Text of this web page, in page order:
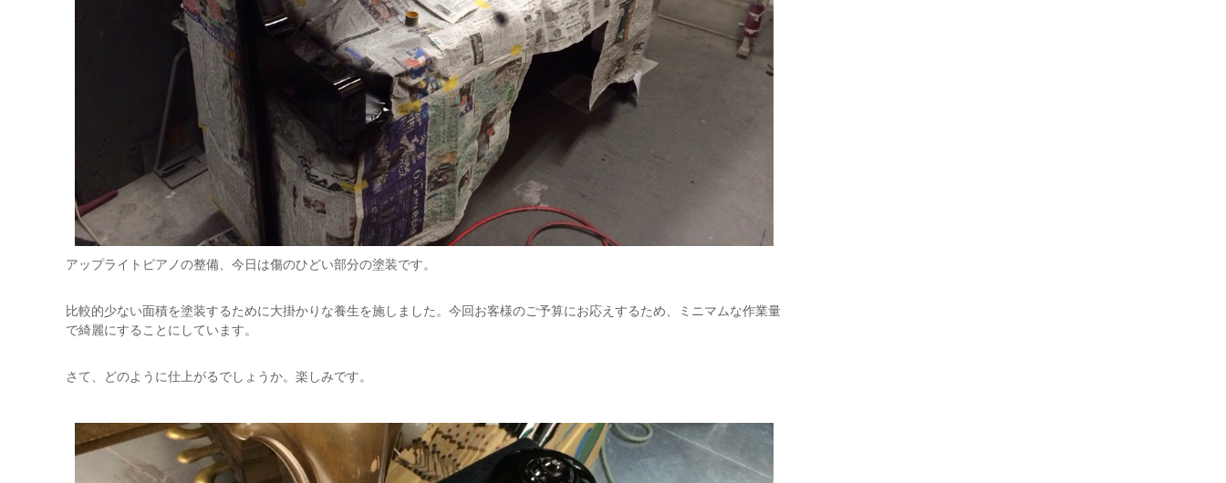
アップライトピアノの整備、今日は傷のひどい部分の塗装です。
比較的少ない面積を塗装するために大掛かりな養生を施しました。今回お客様のご予算にお応えするため、ミニマムな作業量
で綺麗にすることにしています。
さて、どのように仕上がるでしょうか。楽しみです。